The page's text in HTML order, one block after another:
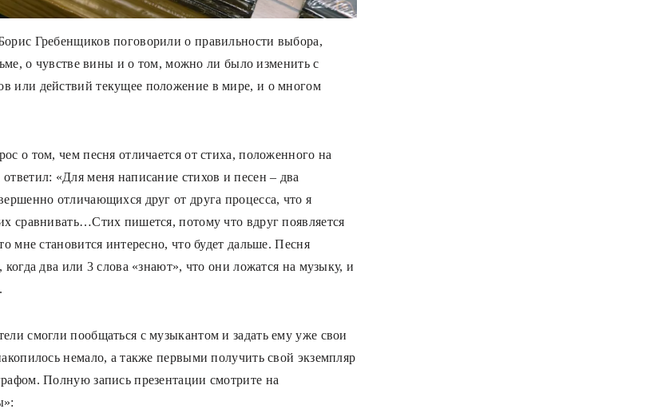
Гребенщиков поговорили о правильности выбора,
о чувстве вины и о том, можно ли было изменить с
или действий текущее положение в мире, и о многом
о том, чем песня отличается от стиха, положенного на
«Для меня написание стихов и песен – два
отличающихся друг от друга процесса, что я
сравнивать…Стих пишется, потому что вдруг появляется
мне становится интересно, что будет дальше. Песня
когда два или 3 слова «знают», что они ложатся на музыку, и
смогли пообщаться с музыкантом и задать ему уже свои
немало, а также первыми получить свой экземпляр
Полную запись презентации смотрите на